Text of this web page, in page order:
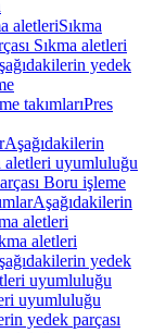
aletleriSıkma
Sıkma aletleri
yedek
takımlarıPres
Aşağıdakilerin
aletleri uyumluluğu
Boru işleme
Aşağıdakilerin
aletleri
aletleri
yedek
uyumluluğu
uyumluluğu
yedek parçası